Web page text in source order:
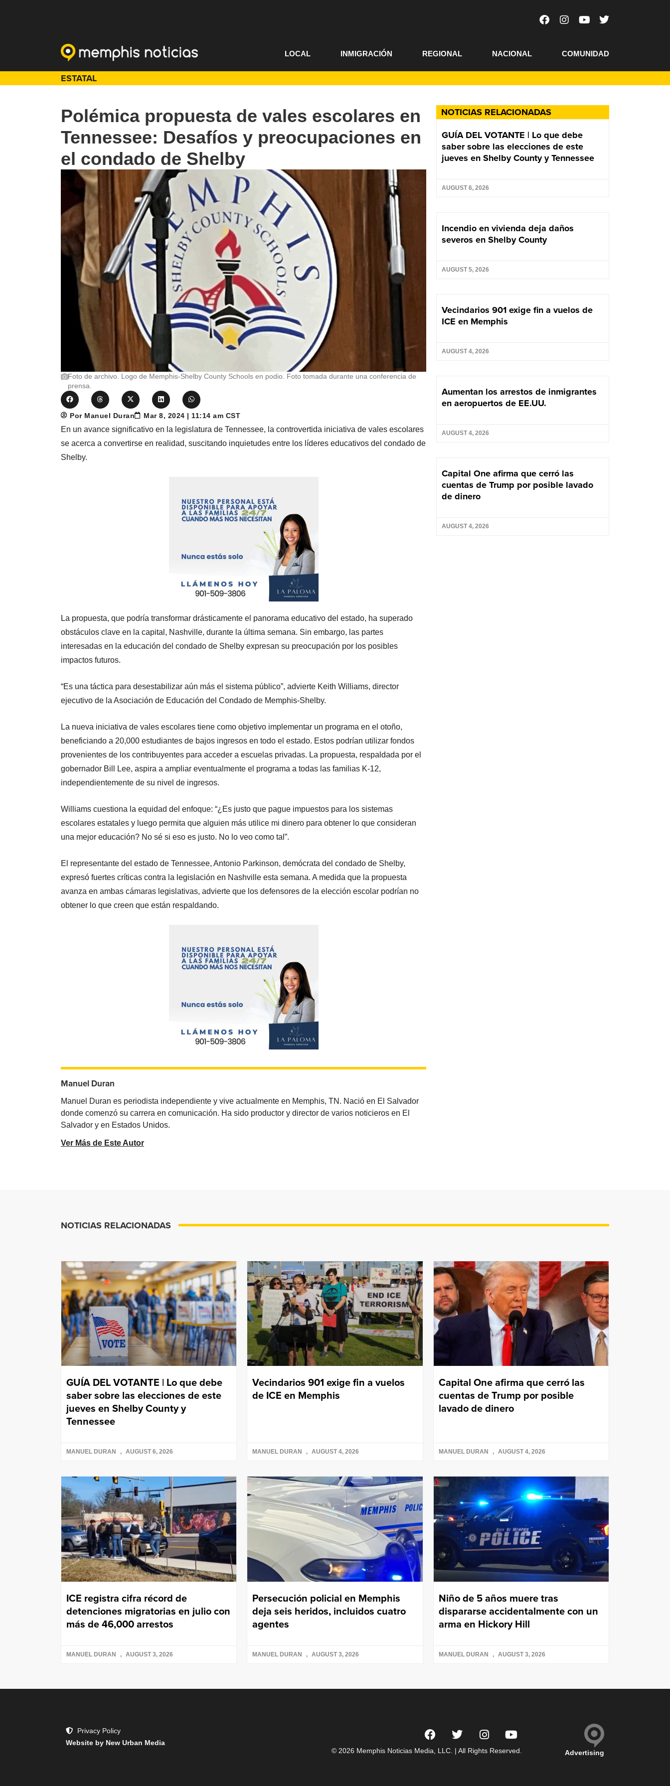
LOCAL INMIGRACIÓN REGIONAL NACIONAL COMUNIDAD
ESTATAL
NOTICIAS RELACIONADAS
GUÍA DEL VOTANTE | Lo que debe
saber sobre las elecciones de este
jueves en Shelby County y Tennessee
AUGUST 6, 2026
Incendio en vivienda deja daños
severos en Shelby County
AUGUST 5, 2026
Vecindarios 901 exige fin a vuelos de
ICE en Memphis
AUGUST 4, 2026
Aumentan los arrestos de inmigrantes
en aeropuertos de EE.UU.
AUGUST 4, 2026
Capital One afirma que cerró las
cuentas de Trump por posible lavado
de dinero
AUGUST 4, 2026
Polémica propuesta de vales escolares en
Tennessee: Desafíos y preocupaciones en
el condado de Shelby
Foto de archivo. Logo de Memphis-Shelby County Schools en podio. Foto tomada durante una conferencia de
prensa.
Por Manuel Duran Mar 8, 2024 | 11:14 am CST
En un avance significativo en la legislatura de Tennessee, la controvertida iniciativa de vales escolares
se acerca a convertirse en realidad, suscitando inquietudes entre los líderes educativos del condado de
Shelby.
La propuesta, que podría transformar drásticamente el panorama educativo del estado, ha superado
obstáculos clave en la capital, Nashville, durante la última semana. Sin embargo, las partes
interesadas en la educación del condado de Shelby expresan su preocupación por los posibles
impactos futuros.
“Es una táctica para desestabilizar aún más el sistema público”, advierte Keith Williams, director
ejecutivo de la Asociación de Educación del Condado de Memphis-Shelby.
La nueva iniciativa de vales escolares tiene como objetivo implementar un programa en el otoño,
beneficiando a 20,000 estudiantes de bajos ingresos en todo el estado. Estos podrían utilizar fondos
provenientes de los contribuyentes para acceder a escuelas privadas. La propuesta, respaldada por el
gobernador Bill Lee, aspira a ampliar eventualmente el programa a todas las familias K-12,
independientemente de su nivel de ingresos.
Williams cuestiona la equidad del enfoque: “¿Es justo que pague impuestos para los sistemas
escolares estatales y luego permita que alguien más utilice mi dinero para obtener lo que consideran
una mejor educación? No sé si eso es justo. No lo veo como tal”.
El representante del estado de Tennessee, Antonio Parkinson, demócrata del condado de Shelby,
expresó fuertes críticas contra la legislación en Nashville esta semana. A medida que la propuesta
avanza en ambas cámaras legislativas, advierte que los defensores de la elección escolar podrían no
obtener lo que creen que están respaldando.
Manuel Duran
Manuel Duran es periodista independiente y vive actualmente en Memphis, TN. Nació en El Salvador
donde comenzó su carrera en comunicación. Ha sido productor y director de varios noticieros en El
Salvador y en Estados Unidos.
Ver Más de Este Autor
NOTICIAS RELACIONADAS
GUÍA DEL VOTANTE | Lo que debe
saber sobre las elecciones de este
jueves en Shelby County y
Tennessee
MANUEL DURAN AUGUST 6, 2026
Vecindarios 901 exige fin a vuelos
de ICE en Memphis
MANUEL DURAN AUGUST 4, 2026
Capital One afirma que cerró las
cuentas de Trump por posible
lavado de dinero
MANUEL DURAN AUGUST 4, 2026
ICE registra cifra récord de
detenciones migratorias en julio con
más de 46,000 arrestos
MANUEL DURAN AUGUST 3, 2026
Persecución policial en Memphis
deja seis heridos, incluidos cuatro
agentes
MANUEL DURAN AUGUST 3, 2026
Niño de 5 años muere tras
dispararse accidentalmente con un
arma en Hickory Hill
MANUEL DURAN AUGUST 3, 2026
Privacy Policy
Website by New Urban Media
© 2026 Memphis Noticias Media, LLC. | All Rights Reserved.
Advertising